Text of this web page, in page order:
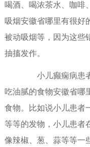
喝酒、喝浓茶水、咖啡
吸烟安徽省哪里有很好
被动吸烟等，因为这些
抽搐发作。
小儿癫痫病患者
吃油腻的食物安徽省哪
食物。比如说小儿患者
等等的发物，小儿患者
像辣椒、葱、蒜等等一